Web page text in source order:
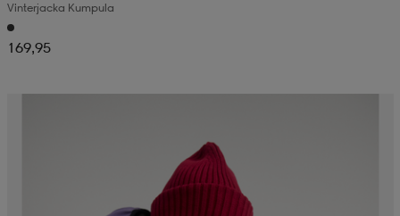
Vinterjacka Kumpula
169,95